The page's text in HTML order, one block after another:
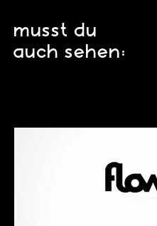
musst du
auch sehen: